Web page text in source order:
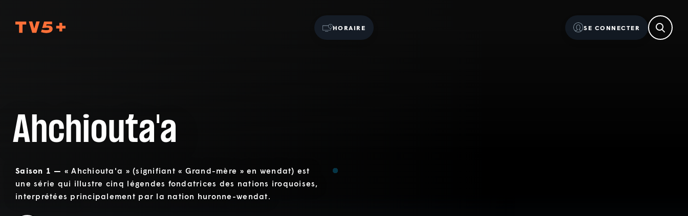
HORAIRE SE CONNECTER
Ahchiouta'a
Saison 1 — « Ahchiouta'a » (signifiant « Grand-mère » en wendat) est
une série qui illustre cinq légendes fondatrices des nations iroquoises,
interprétées principalement par la nation huronne-wendat.